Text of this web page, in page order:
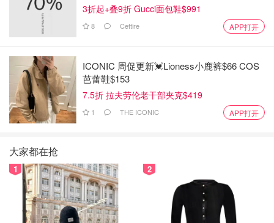
3折起+叠9折 Gucci面包鞋$991
8 Cettire APP打开
ICONIC 周促更新💓Lioness小鹿裤$66 COS
芭蕾鞋$153
7.5折 拉夫劳伦老干部夹克$419
1 THE ICONIC APP打开
大家都在抢
1 2